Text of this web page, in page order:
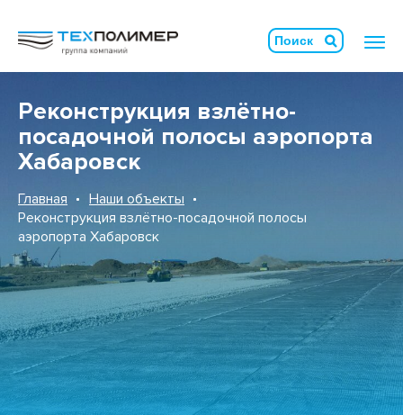
Реконструкция взлётно-
посадочной полосы аэропорта
Хабаровск
Главная
Наши объекты
Реконструкция взлётно-посадочной полосы
аэропорта Хабаровск